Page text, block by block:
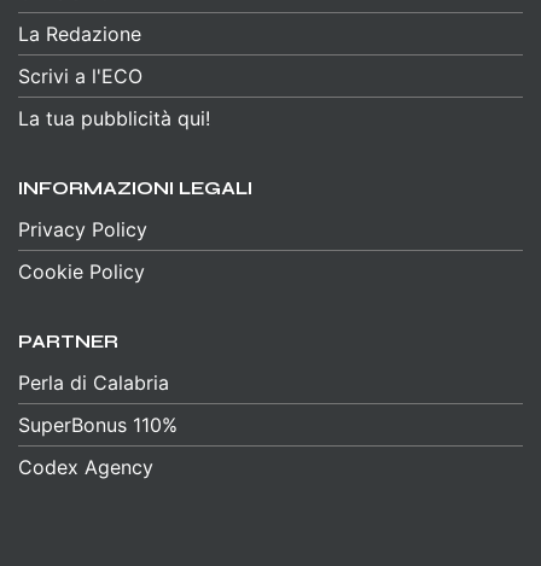
La Redazione
Scrivi a l'ECO
La tua pubblicità qui!
INFORMAZIONI LEGALI
Privacy Policy
Cookie Policy
PARTNER
Perla di Calabria
SuperBonus 110%
Codex Agency